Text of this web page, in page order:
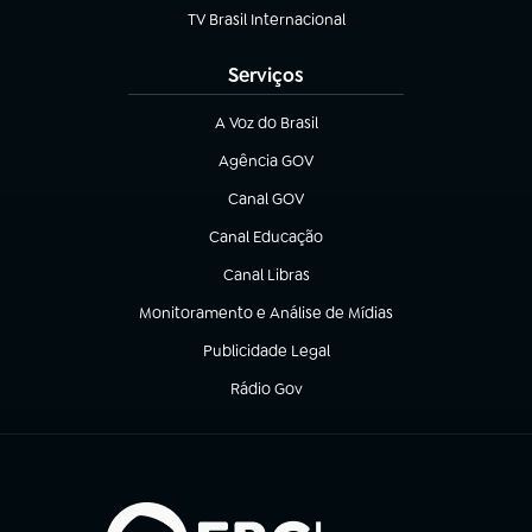
TV Brasil Internacional
(abre em nova aba)
Serviços
A Voz do Brasil
(abre em nova aba)
Agência GOV
(abre em nova aba)
Canal GOV
(abre em nova aba)
Canal Educação
(abre em nova aba)
Canal Libras
(abre em nova aba)
Monitoramento e Análise de Mídias
(abre em nova aba)
Publicidade Legal
(abre em nova aba)
Rádio Gov
(abre em nova aba)